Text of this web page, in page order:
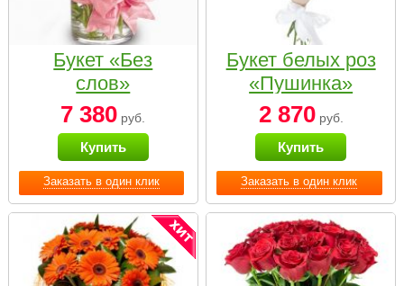
Заказать в один клик
Букет «Без
слов»
7 380 руб.
Купить
Заказать в один клик
Букет белых роз
«Пушинка»
2 870руб.
Купить